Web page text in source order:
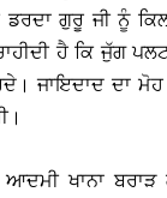
ਗੁਰੂ ਜੀ ਨੂੰ
ਹੈ ਕਿ ਜੁੱਗ
ਜਾਇਦਾਦ ਦਾ
ਖਾਨਾ ਬਰਾੜ